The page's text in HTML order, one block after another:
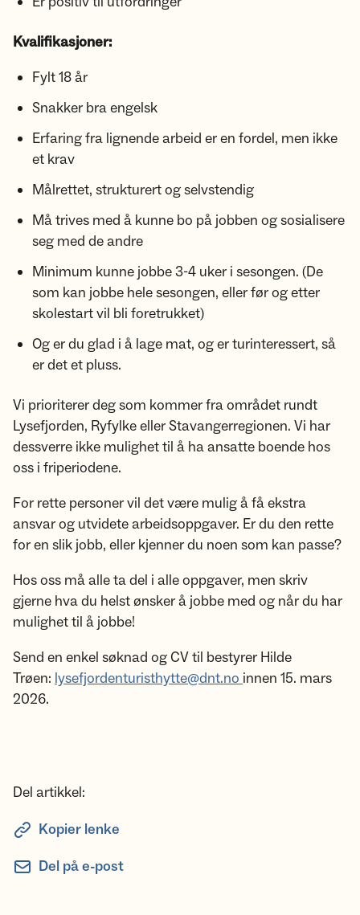
Kvalifikasjoner:
Fylt 18 år
Snakker bra engelsk
Erfaring fra lignende arbeid er en fordel, men ikke
et krav
Målrettet, strukturert og selvstendig
Må trives med å kunne bo på jobben og sosialisere
seg med de andre
Minimum kunne jobbe 3-4 uker i sesongen. (De
som kan jobbe hele sesongen, eller før og etter
skolestart vil bli foretrukket)
Og er du glad i å lage mat, og er turinteressert, så
er det et pluss.
Vi prioriterer deg som kommer fra området rundt
Lysefjorden, Ryfylke eller Stavangerregionen. Vi har
dessverre ikke mulighet til å ha ansatte boende hos
oss i friperiodene.
For rette personer vil det være mulig å få ekstra
ansvar og utvidete arbeidsoppgaver. Er du den rette
for en slik jobb, eller kjenner du noen som kan passe?
Hos oss må alle ta del i alle oppgaver, men skriv
gjerne hva du helst ønsker å jobbe med og når du har
mulighet til å jobbe!
Send en enkel søknad og CV til bestyrer Hilde
Trøen: lysefjordenturisthytte@dnt.no innen 15. mars
2026.
Del artikkel:
Kopier lenke
Del på e-post